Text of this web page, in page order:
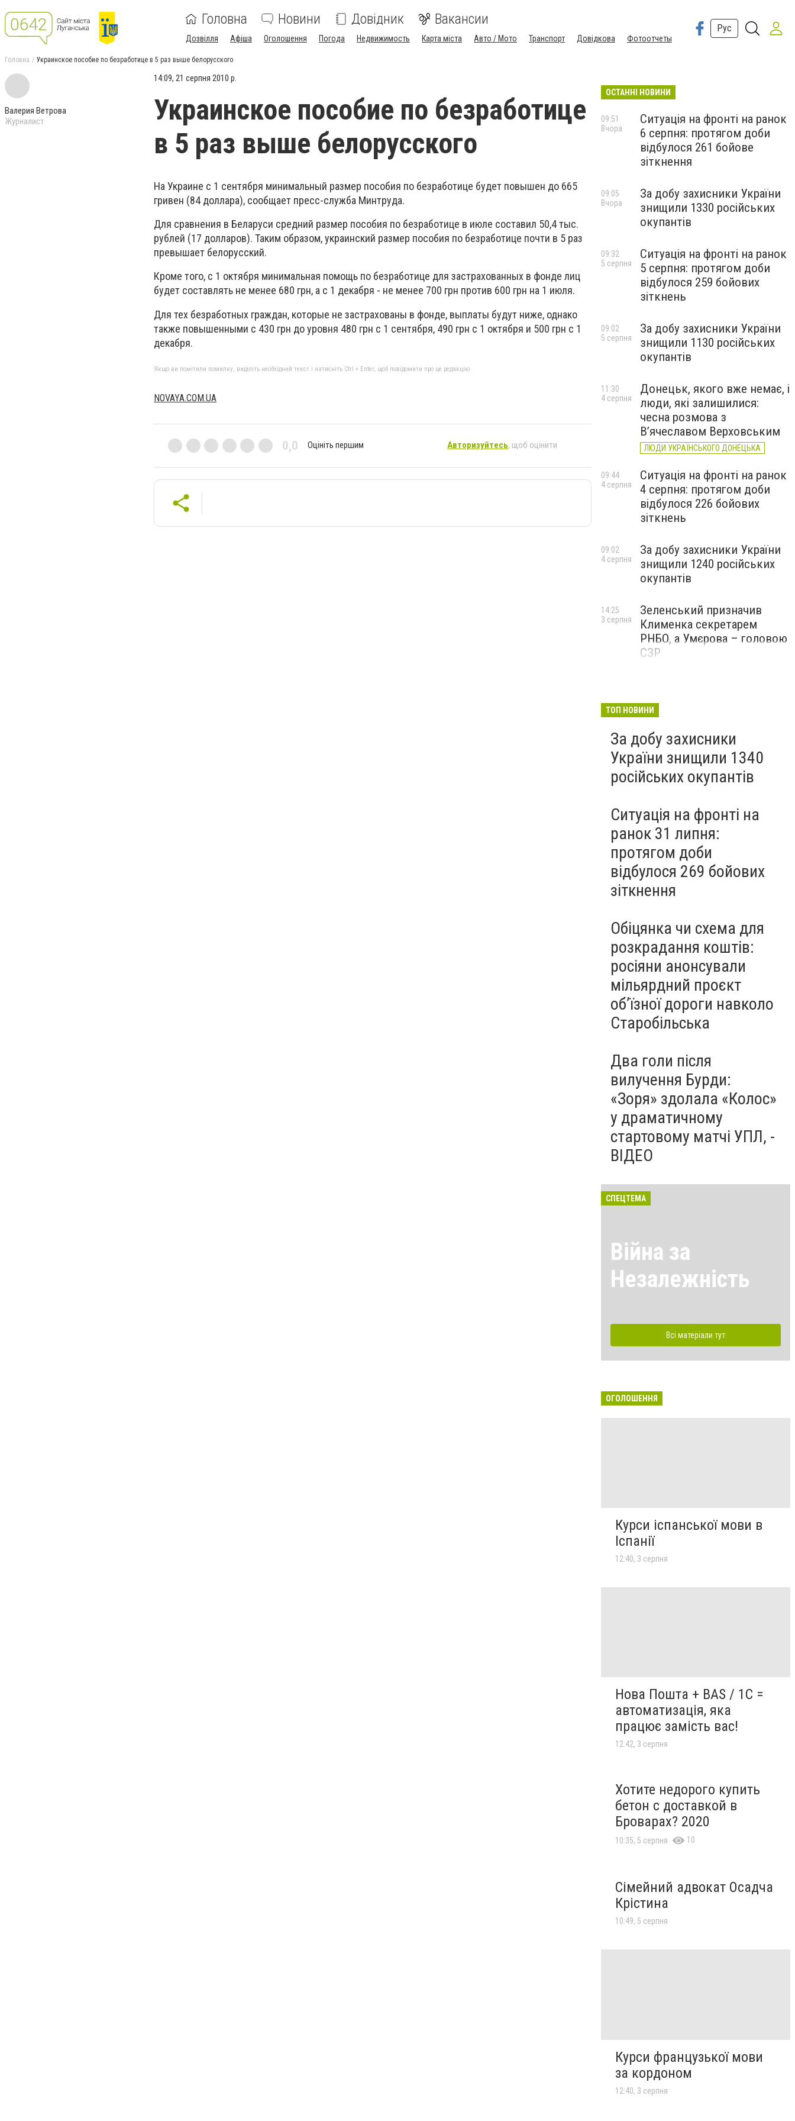
Головна Новини Довідник Вакансии
Дозвілля Афіша Оголошення Погода Недвижимость Карта міста Авто / Мото Транспорт Довідкова Фотоотчеты
Рус
Головна Украинское пособие по безработице в 5 раз выше белорусского
Валерия Ветрова
Журналист
14:09, 21 серпня 2010 р.
Украинское пособие по безработице
в 5 раз выше белорусского
На Украине с 1 сентября минимальный размер пособия по безработице будет повышен до 665
гривен (84 доллара), сообщает пресс-служба Минтруда.
Для сравнения в Беларуси средний размер пособия по безработице в июле составил 50,4 тыс.
рублей (17 долларов). Таким образом, украинский размер пособия по безработице почти в 5 раз
превышает белорусский.
Кроме того, с 1 октября минимальная помощь по безработице для застрахованных в фонде лиц
будет составлять не менее 680 грн, а с 1 декабря - не менее 700 грн против 600 грн на 1 июля.
Для тех безработных граждан, которые не застрахованы в фонде, выплаты будут ниже, однако
также повышенными с 430 грн до уровня 480 грн с 1 сентября, 490 грн с 1 октября и 500 грн с 1
декабря.
Якщо ви помітили помилку, виділіть необхідний текст і натисніть Ctrl + Enter, щоб повідомити про це редакцію
NOVAYA.COM.UA
0,0 Оцініть першим Авторизуйтесь, щоб оцінити
ОСТАННІ НОВИНИ
Ситуація на фронті на ранок
6 серпня: протягом доби
відбулося 261 бойове
зіткнення
09:51
Вчора
За добу захисники України
знищили 1330 російських
окупантів
09:05
Вчора
Ситуація на фронті на ранок
5 серпня: протягом доби
відбулося 259 бойових
зіткнень
09:32
5 серпня
За добу захисники України
знищили 1130 російських
окупантів
09:02
5 серпня
Донецьк, якого вже немає, і
люди, які залишилися:
чесна розмова з
В’ячеславом Верховським
ЛЮДИ УКРАЇНСЬКОГО ДОНЕЦЬКА
11:30
4 серпня
Ситуація на фронті на ранок
4 серпня: протягом доби
відбулося 226 бойових
зіткнень
09:44
4 серпня
За добу захисники України
знищили 1240 російських
окупантів
09:02
4 серпня
Зеленський призначив
Клименка секретарем
РНБО, а Умєрова – головою
СЗР
14:25
3 серпня
ТОП НОВИНИ
За добу захисники
України знищили 1340
російських окупантів
Ситуація на фронті на
ранок 31 липня:
протягом доби
відбулося 269 бойових
зіткнення
Обіцянка чи схема для
розкрадання коштів:
росіяни анонсували
мільярдний проєкт
об’їзної дороги навколо
Старобільська
Два голи після
вилучення Бурди:
«Зоря» здолала «Колос»
у драматичному
стартовому матчі УПЛ, -
ВІДЕО
СПЕЦТЕМА
Війна за
Незалежність
Всі матеріали тут
ОГОЛОШЕННЯ
Курси іспанської мови в
Іспанії
12:40, 3 серпня
Нова Пошта + BAS / 1C =
автоматизація, яка
працює замість вас!
12:42, 3 серпня
Хотите недорого купить
бетон с доставкой в
Броварах? 2020
10:35, 5 серпня 10
Сімейний адвокат Осадча
Крістина
10:49, 5 серпня
Курси французької мови
за кордоном
12:40, 3 серпня